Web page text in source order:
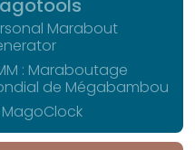
Marabout
: Maraboutage
de Mégabambou
MagoClock